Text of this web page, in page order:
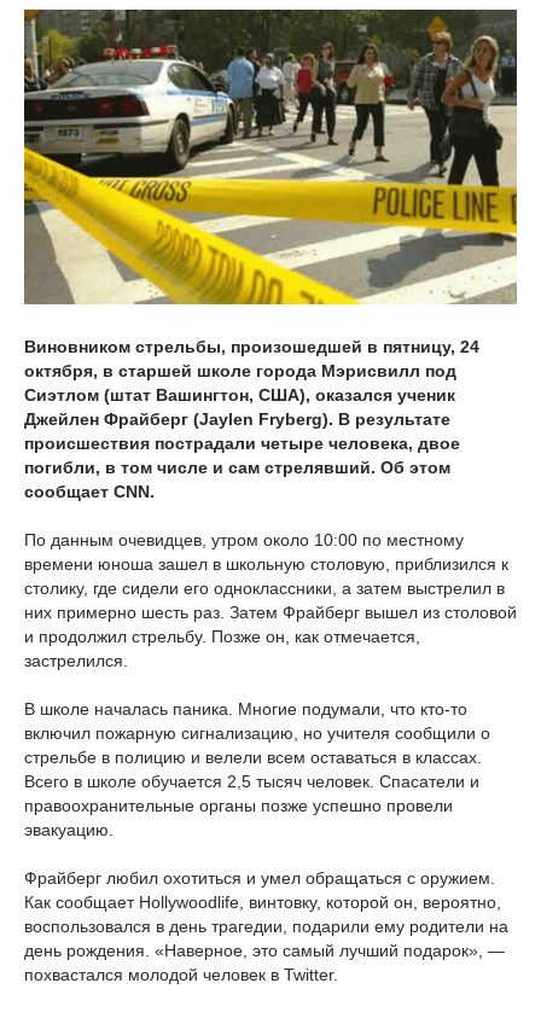
Виновником стрельбы, произошедшей в пятницу, 24
октября, в старшей школе города Мэрисвилл под
Сиэтлом (штат Вашингтон, США), оказался ученик
Джейлен Фрайберг (Jaylen Fryberg). В результате
происшествия пострадали четыре человека, двое
погибли, в том числе и сам стрелявший. Об этом
сообщает CNN.
По данным очевидцев, утром около 10:00 по местному
времени юноша зашел в школьную столовую, приблизился к
столику, где сидели его одноклассники, а затем выстрелил в
них примерно шесть раз. Затем Фрайберг вышел из столовой
и продолжил стрельбу. Позже он, как отмечается,
застрелился.
В школе началась паника. Многие подумали, что кто-то
включил пожарную сигнализацию, но учителя сообщили о
стрельбе в полицию и велели всем оставаться в классах.
Всего в школе обучается 2,5 тысяч человек. Спасатели и
правоохранительные органы позже успешно провели
эвакуацию.
Фрайберг любил охотиться и умел обращаться с оружием.
Как сообщает Hollywoodlife, винтовку, которой он, вероятно,
воспользовался в день трагедии, подарили ему родители на
день рождения. «Наверное, это самый лучший подарок», —
похвастался молодой человек в Twitter.